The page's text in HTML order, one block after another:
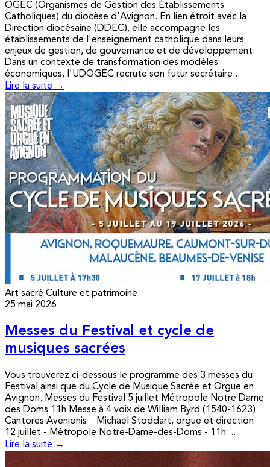
OGEC (Organismes de Gestion des Établissements
Catholiques) du diocèse d'Avignon. En lien étroit avec la
Direction diocésaine (DDEC), elle accompagne les
établissements de l'enseignement catholique dans leurs
enjeux de gestion, de gouvernance et de développement.
Dans un contexte de transformation des modèles
économiques, l'UDOGEC recrute son futur secrétaire...
Lire la suite →
Art sacré Culture et patrimoine
25 mai 2026
Messes du Festival et cycle de
musiques sacrées
Vous trouverez ci-dessous le programme des 3 messes du
Festival ainsi que du Cycle de Musique Sacrée et Orgue en
Avignon. Messes du Festival 5 juillet Métropole Notre Dame
des Doms 11h Messe à 4 voix de William Byrd (1540-1623)
Cantores Avenionis Michael Stoddart, orgue et direction
12 juillet - Métropole Notre-Dame-des-Doms - 11h ...
Lire la suite →